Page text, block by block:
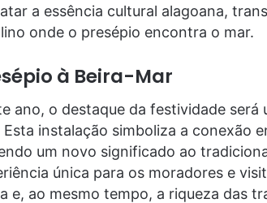
a essência cultural alagoana,
onde o presépio encontra o mar.
à Beira-Mar
ano, o destaque da festividade
Esta instalação simboliza a conexão
um novo significado ao
única para os moradores e
e, ao mesmo tempo, a riqueza das